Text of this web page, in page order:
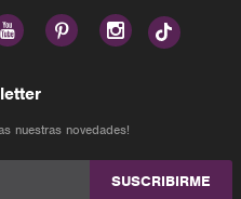
  
nuestras novedades!
SUSCRIBIRME